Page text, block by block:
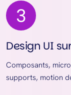
Design UI
Composants,
supports, motion